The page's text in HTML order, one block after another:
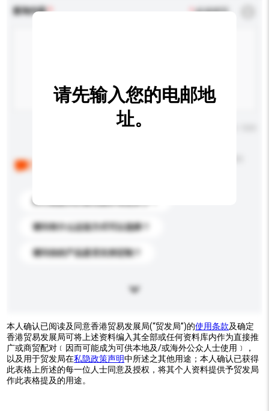
查询内容 *必须填写
你们能提供的最优惠价格是多少？
请问有什么运送方式可以选择？
请问你的产品是否支持定制？
请先输入您的电邮地
址。
本人确认已阅读及同意香港贸易发展局(“贸发局”)的使用条款及确定
香港贸易发展局可将上述资料编入其全部或任何资料库内作为直接推
广或商贸配对﹝因而可能成为可供本地及/或海外公众人士使用﹞，
以及用于贸发局在私隐政策声明中所述之其他用途；本人确认已获得
此表格上所述的每一位人士同意及授权，将其个人资料提供予贸发局
作此表格提及的用途。